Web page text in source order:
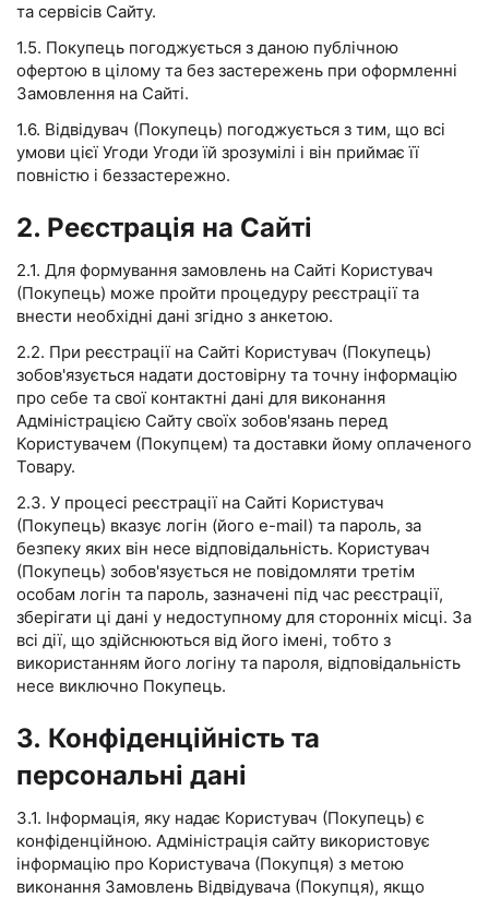
та сервісів Сайту.
1.5. Покупець погоджується з даною публічною
офертою в цілому та без застережень при оформленні
Замовлення на Сайті.
1.6. Відвідувач (Покупець) погоджується з тим, що всі
умови цієї Угоди Угоди їй зрозумілі і він приймає її
повністю і беззастережно.
2. Реєстрація на Сайті
2.1. Для формування замовлень на Сайті Користувач
(Покупець) може пройти процедуру реєстрації та
внести необхідні дані згідно з анкетою.
2.2. При реєстрації на Сайті Користувач (Покупець)
зобов'язується надати достовірну та точну інформацію
про себе та свої контактні дані для виконання
Адміністрацією Сайту своїх зобов'язань перед
Користувачем (Покупцем) та доставки йому оплаченого
Товару.
2.3. У процесі реєстрації на Сайті Користувач
(Покупець) вказує логін (його e-mail) та пароль, за
безпеку яких він несе відповідальність. Користувач
(Покупець) зобов'язується не повідомляти третім
особам логін та пароль, зазначені під час реєстрації,
зберігати ці дані у недоступному для сторонніх місці. За
всі дії, що здійснюються від його імені, тобто з
використанням його логіну та пароля, відповідальність
несе виключно Покупець.
3. Конфіденційність та
персональні дані
3.1. Інформація, яку надає Користувач (Покупець) є
конфіденційною. Адміністрація сайту використовує
інформацію про Користувача (Покупця) з метою
виконання Замовлень Відвідувача (Покупця), якщо